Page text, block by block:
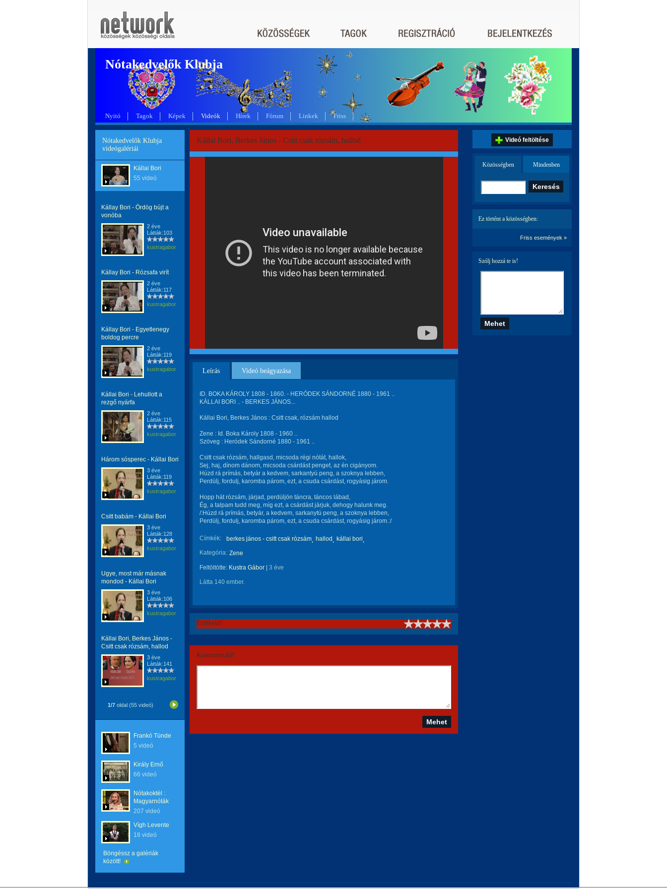
Nótakedvelők Klubja
Nyitó Tagok Képek Videók Hírek Fórum Linkek Friss
Nótakedvelők Klubja
videógalériái
Kállai Bori
55 videó
Kállay Bori - Ördög bújt a
vonóba
2 éve
Látták:103
kustragabor
Kállay Bori - Rózsafa virít
2 éve
Látták:117
kustragabor
Kállay Bori - Egyetlenegy
boldog percre
2 éve
Látták:119
kustragabor
Kállai Bori - Lehullott a
rezgő nyárfa
2 éve
Látták:115
kustragabor
Három sósperec - Kállai Bori
3 éve
Látták:119
kustragabor
Csitt babám - Kállai Bori
3 éve
Látták:128
kustragabor
Ugye, most már másnak
mondod - Kállai Bori
3 éve
Látták:106
kustragabor
Kállai Bori, Berkes János -
Csitt csak rózsám, hallod
3 éve
Látták:141
kustragabor
1/7 oldal (55 videó)
Frankó Tünde
5 videó
Király Ernő
66 videó
Nótakoktél :
Magyarnóták
207 videó
Vígh Levente
18 videó
Böngéssz a galériák
között!
Kállai Bori, Berkes János - Csitt csak rózsám, hallod
Leírás Videó beágyazása
ID. BOKA KÁROLY 1808 - 1860. - HERÓDEK SÁNDORNÉ 1880 - 1961 ..
KÁLLAI BORI .. - BERKES JÁNOS...
Kállai Bori, Berkes János : Csitt csak, rózsám hallod
Zene : Id. Boka Károly 1808 - 1960 ..
Szöveg : Heródek Sándorné 1880 - 1961 ..
Csitt csak rózsám, hallgasd, micsoda régi nótát, hallok,
Sej, haj, dínom dánom, micsoda csárdást penget, az én cigányom.
Húzd rá prímás, betyár a kedvem, sarkantyú peng, a szoknya lebben,
Perdülj, fordulj, karomba párom, ezt, a csuda csárdást, rogyásig járom.
Hopp hát rózsám, járjad, perdüljön táncra, táncos lábad,
Ég, a talpam tudd meg, míg ezt, a csárdást járjuk, dehogy halunk meg.
/:Húzd rá prímás, betyár, a kedvem, sarkanytú peng, a szoknya lebben,
Perdülj, fordulj, karomba párom, ezt, a csuda csárdást, rogyásig járom.:/
Címkék: berkes jános - csitt csak rózsám hallod
kállai bori
Kategória: Zene
Feltöltötte: Kustra Gábor 3 éve
Látta 140 ember.
Értékeld!
Kommentáld!
Videó feltöltése
Közösségben Mindenben
Ez történt a közösségben:
Friss események »
Szólj hozzá te is!